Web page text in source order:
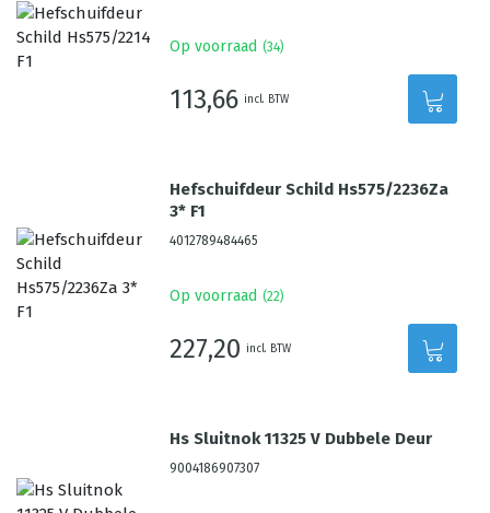
Op voorraad (34)
113,66 incl. BTW
Hefschuifdeur Schild Hs575/2236Za
3* F1
4012789484465
Op voorraad (22)
227,20 incl. BTW
Hs Sluitnok 11325 V Dubbele Deur
9004186907307